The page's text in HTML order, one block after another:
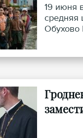
19 июня
средняя
Обухово